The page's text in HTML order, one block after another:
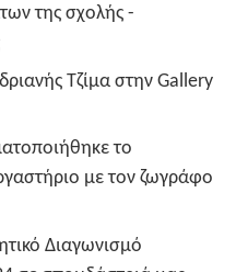
της σχολής -
Τζίμα στην Gallery
το
με τον ζωγράφο
Διαγωνισμό